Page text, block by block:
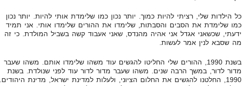
כל הילדות שלי, רציתי להיות כמוך. יותר נכון כמו שלימדת אותי להיות. יותר נכון
כמו שלימדת את הסבים והסבתות, שלימדו את ההורים שלימדו אותי. אני תמיד
ידעתי, שכשאני אגדל אני אהיה מהנדס, שאני אעבוד קשה בשביל המולדת. כי זה
מה שסבא לנין אמר לעשות.
בשנת 1990, ההורים שלי החליטו להגשים עוד משהו שלימדו אותם. משהו שעבר
מדור לדור, במשך הרבה שנים. משהו שעבר מדור לדור עוד לפני שנולדת. בשנת
1990, החלטנו להגשים את החלום הציוני, ולעלות למדינת ישראל, מדינת היהודים.